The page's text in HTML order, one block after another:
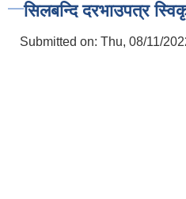
सिलबन्दि दरभाउपत्र
Submitted on: Thu, 08/11/